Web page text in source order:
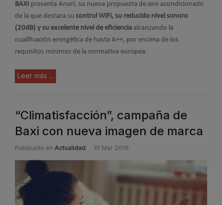
BAXI presenta Anori, su nueva propuesta de aire acondicionado
de la que destaca su control WiFi, su reducido nivel sonoro
(20dB) y su excelente nivel de eficiencia alcanzando la
cualificación energética de hasta A++, por encima de los
requisitos mínimos de la normativa europea.
Leer más ...
“Climatisfacción”, campaña de
Baxi con nueva imagen de marca
Publicado en Actualidad 10 Mar 2016